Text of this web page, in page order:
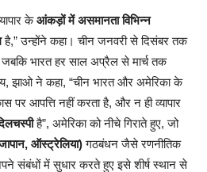
केआंकड़ों में असमानता विभिन्न
है,” उन्होंने कहा। चीन जनवरी से दिसंबर तक
जबकि भारत हर साल अप्रैल से मार्च तक
झाओ ने कहा, “चीन भारत और अमेरिका के
पर आपत्ति नहीं करता है, और न ही व्यापार
है”, अमेरिका को नीचे गिराते हुए, जो
ऑस्ट्रेलिया)गठबंधन जैसे रणनीतिक
संबंधों में सुधार करते हुए इसे शीर्ष स्थान से